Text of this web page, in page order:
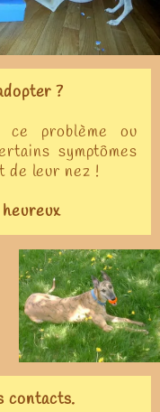
?
problème ou
symptômes
de leur nez !
contacts.